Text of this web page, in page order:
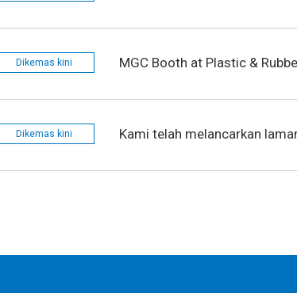
Dikemas kini MGC Booth at Plastic &
Dikemas kini Kami telah melancarkan